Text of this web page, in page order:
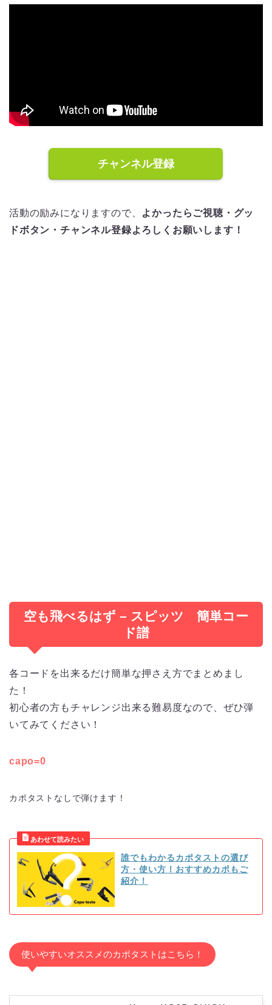
チャンネル登録
活動の励みになりますので、 よかったらご視聴・グッ
ドボタン・チャンネル登録よろしくお願いします！
空も飛べるはず – スピッツ 簡単コー
ド譜
各コードを出来るだけ簡単な押さえ方でまとめまし
た！
初心者の方もチャレンジ出来る難易度なので、ぜひ弾
いてみてください！
capo=0
カポタストなしで弾けます！
誰でもわかるカポタストの選び
方・使い方！おすすめカポもご
紹介！
使いやすいオススメのカポタストはこちら！